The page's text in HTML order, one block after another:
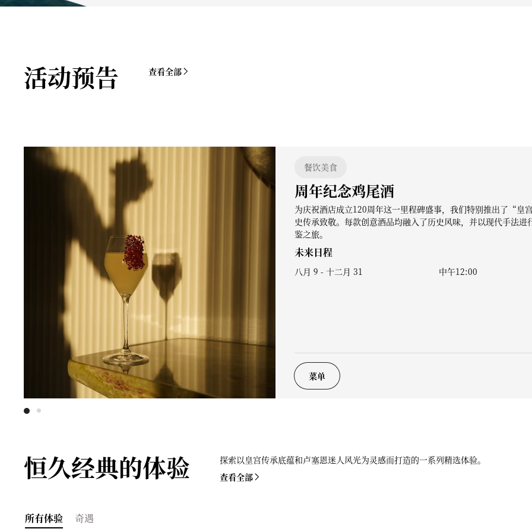
活动预告 查看全部
餐饮美食
周年纪念鸡尾酒
为庆祝酒店成立120周年这一里程碑盛事，我们特别推出了“皇
史传承致敬。每款创意酒品均融入了历史风味，并以现代手法
鉴之旅。
未来日程
八月 9 - 十二月 31 中午12:00
菜单
恒久经典的体验
探索以皇宫传承底蕴和卢塞恩迷人风光为灵感而打造的一系列精选体验。
查看全部
所有体验 奇遇